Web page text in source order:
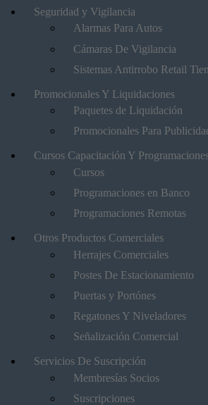
Seguridad y Vigilancia
Alarmas Para Autos
Cámaras De Vigilancia
Sistemas Antirrobo Retail
Promocionales Y Liquidaciones
Paquetes de Liquidación
Promocionales Para
Cursos Capacitación Y
Cursos
Programaciones en Banco
Programaciones Remotas
Otros Productos Comerciales
Herrajes Comerciales
Postes De Estacionamiento
Puertas y Portónes
Regatones Y Niveladores
Señalización Comercial
Servicios De Suscripción
Membresías Socios
Suscripciones